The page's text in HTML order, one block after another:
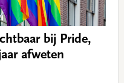
bij Pride,
afweten